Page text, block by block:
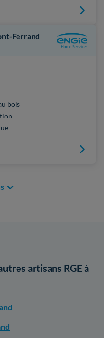
Ferrand
bois
artisans RGE à